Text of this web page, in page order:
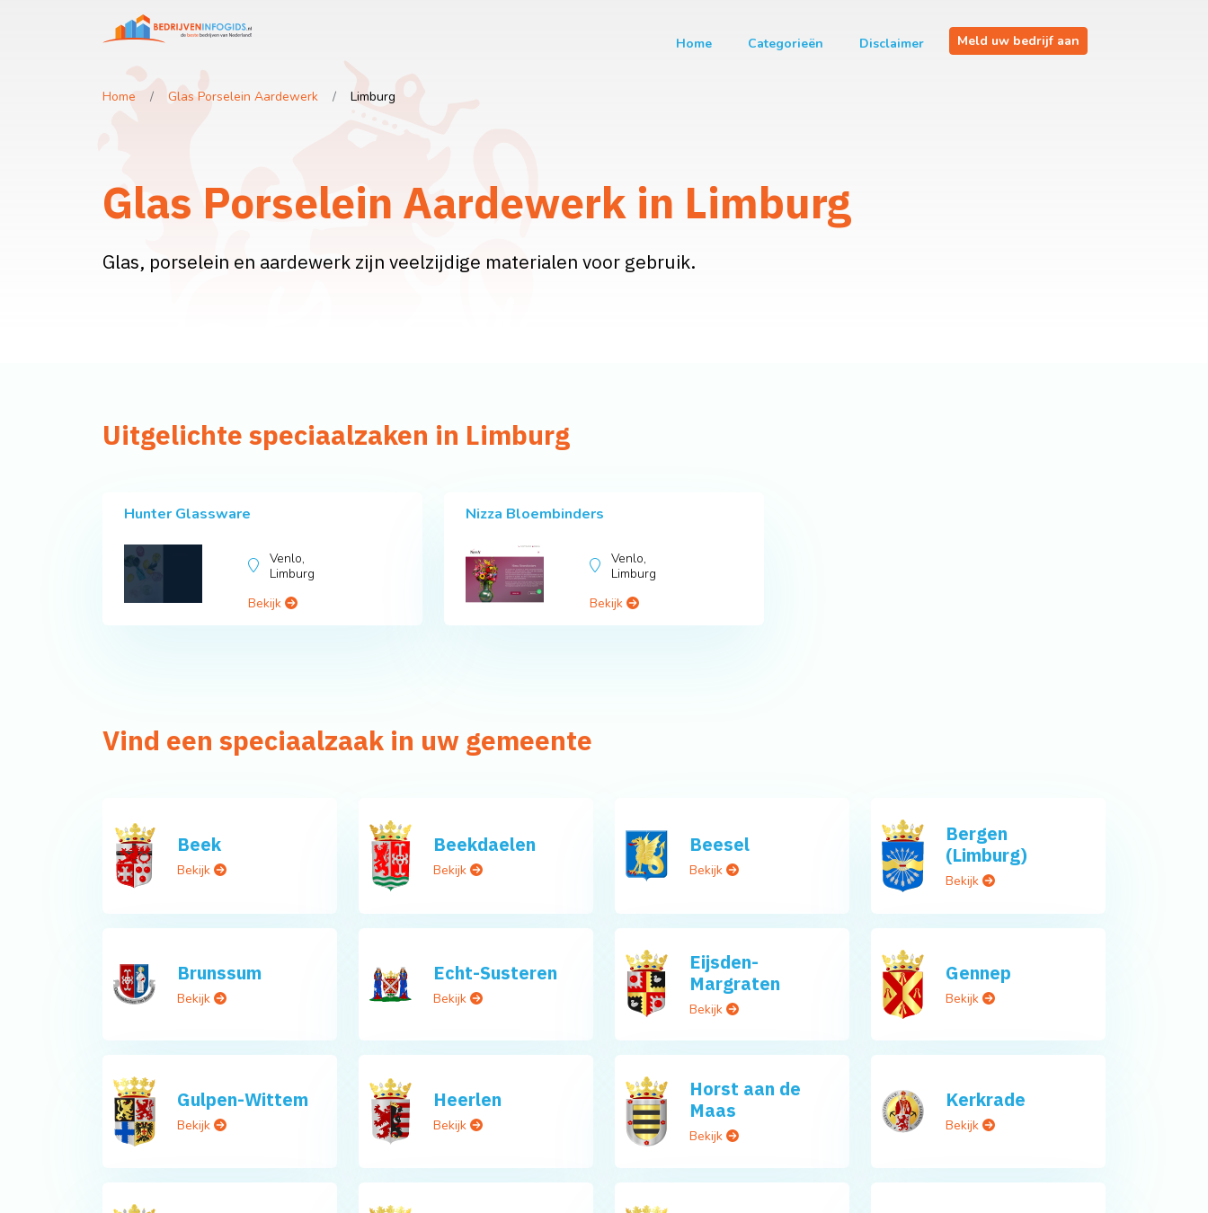
Home Categorieën Disclaimer Meld uw bedrijf aan
Home Glas Porselein Aardewerk Limburg
Glas Porselein Aardewerk in Limburg
Glas, porselein en aardewerk zijn veelzijdige materialen voor gebruik.
Uitgelichte speciaalzaken in Limburg
Hunter Glassware
Venlo,
Limburg
Bekijk
Nizza Bloembinders
Venlo,
Limburg
Bekijk
Vind een speciaalzaak in uw gemeente
Beek
Bekijk
Beekdaelen
Bekijk
Beesel
Bekijk
Bergen
(Limburg)
Bekijk
Brunssum
Bekijk
Echt-Susteren
Bekijk
Eijsden-
Margraten
Bekijk
Gennep
Bekijk
Gulpen-Wittem
Bekijk
Heerlen
Bekijk
Horst aan de
Maas
Bekijk
Kerkrade
Bekijk